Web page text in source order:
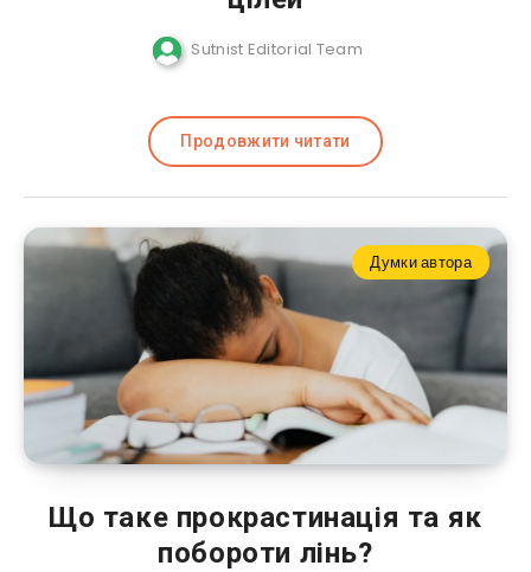
Sutnist Editorial Team
Продовжити читати
Думки автора
Що таке прокрастинація та як
побороти лінь?